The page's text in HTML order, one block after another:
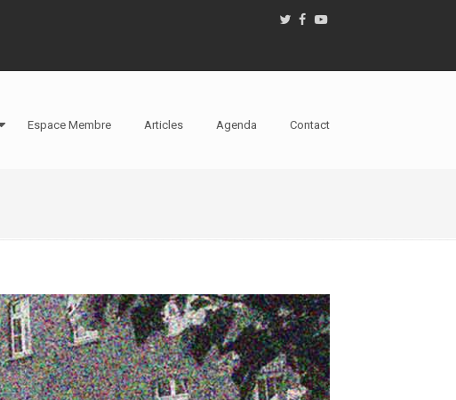
Espace Membre Articles Agenda Contact